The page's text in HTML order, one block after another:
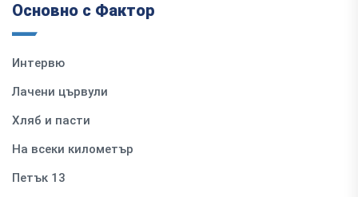
Основно с Фактор
Интервю
Лачени цървули
Хляб и пасти
На всеки километър
Петък 13